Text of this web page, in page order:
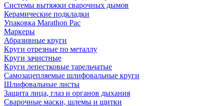
Системы вытяжки сварочных дымов
Керамические подкладки
Упаковка Marathon Pac
Маркеры
Абразивные круги
Круги отрезные по металлу
Круги зачистные
Круги лепестковые тарельчатые
Самозацепляемые шлифовальные круги
Шлифовальные листы
Защита лица, глаз и органов дыхания
Сварочные маски, шлемы и щитки